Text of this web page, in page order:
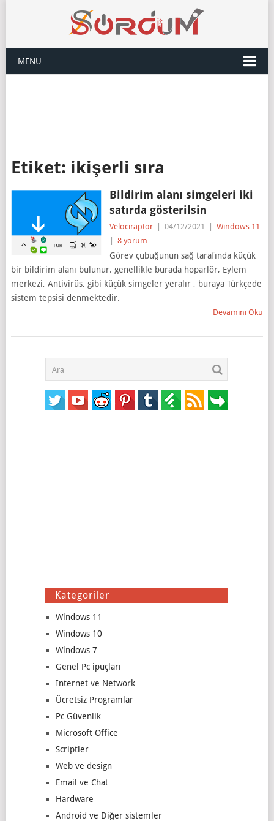
MENU
Etiket: ikişerli sıra
Bildirim alanı simgeleri iki
satırda gösterilsin
Velociraptor 04/12/2021
Windows 11
8 yorum
Görev çubuğunun sağ tarafında küçük
bir bildirim alanı bulunur. genellikle burada hoparlör, Eylem
merkezi, Antivirüs, gibi küçük simgeler yeralır , buraya Türkçede
sistem tepsisi denmektedir.
Devamını Oku
Kategoriler
Windows 11
Windows 10
Windows 7
Genel Pc ipuçları
Internet ve Network
Ücretsiz Programlar
Pc Güvenlik
Microsoft Office
Scriptler
Web ve design
Email ve Chat
Hardware
Android ve Diğer sistemler